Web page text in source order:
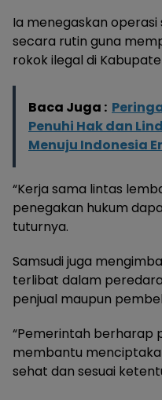
Ia menegaskan
secara rutin guna
rokok ilegal di
Baca Juga :
Penuhi Hak dan
Menuju Indonesia
“Kerja sama lintas
penegakan hukum
tuturnya.
Samsudi juga
terlibat dalam
penjual maupun
“Pemerintah berharap
membantu
sehat dan sesuai